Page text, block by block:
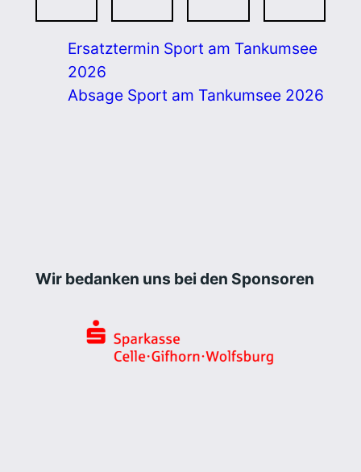
Ersatztermin Sport am Tankumsee
2026
Absage Sport am Tankumsee 2026
Wir bedanken uns bei den Sponsoren